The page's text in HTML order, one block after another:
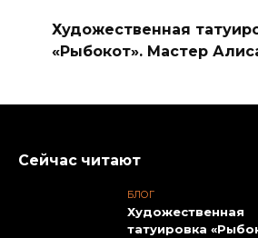
Художественная
«Рыбокот». Мастер
Сейчас читают
БЛОГ
Художественная
татуировка